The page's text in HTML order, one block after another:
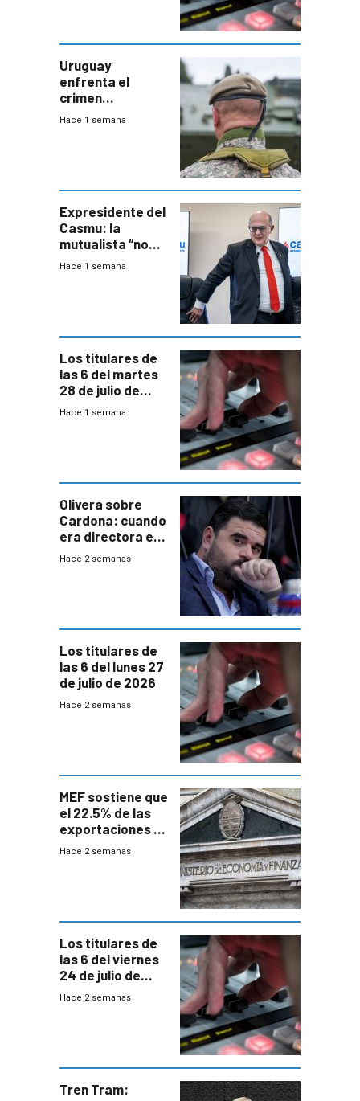
Uruguay
enfrenta el
crimen
organizado con
seguridad
Hace 1 semana
Expresidente del
Casmu: la
mutualista “no
está para pagar”
Hace 1 semana
Los titulares de
las 6 del martes
28 de julio de
2026
Hace 1 semana
Olivera sobre
Cardona: cuando
era directora en
UTE “no era muy
Hace 2 semanas
Los titulares de
las 6 del lunes 27
de julio de 2026
Hace 2 semanas
MEF sostiene que
el 22.5% de las
exportaciones a
EE.UU se verán
Hace 2 semanas
Los titulares de
las 6 del viernes
24 de julio de
2026
Hace 2 semanas
Tren Tram: